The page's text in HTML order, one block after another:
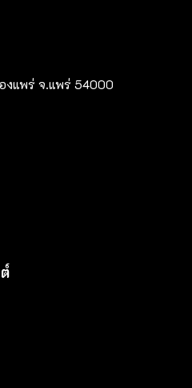
งแพร่ จ.แพร่ 54000